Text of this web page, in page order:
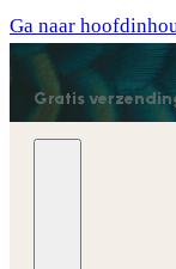
Ga naar
Gratis